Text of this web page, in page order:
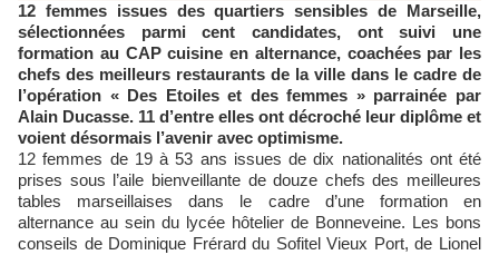
12 femmes issues des quartiers sensibles de Marseille,
sélectionnées parmi cent candidates, ont suivi une
formation au CAP cuisine en alternance, coachées par les
chefs des meilleurs restaurants de la ville dans le cadre de
l’opération « Des Etoiles et des femmes » parrainée par
Alain Ducasse. 11 d’entre elles ont décroché leur diplôme et
voient désormais l’avenir avec optimisme.
12 femmes de 19 à 53 ans issues de dix nationalités ont été
prises sous l’aile bienveillante de douze chefs des meilleures
tables marseillaises dans le cadre d’une formation en
alternance au sein du lycée hôtelier de Bonneveine. Les bons
conseils de Dominique Frérard du Sofitel Vieux Port, de Lionel